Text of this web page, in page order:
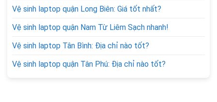
Vệ sinh laptop quận Long Biên: Giá tốt nhất?
Vệ sinh laptop quận Nam Từ Liêm Sạch nhanh!
Vệ sinh laptop Tân Bình: Địa chỉ nào tốt?
Vệ sinh laptop quận Tân Phú: Địa chỉ nào tốt?